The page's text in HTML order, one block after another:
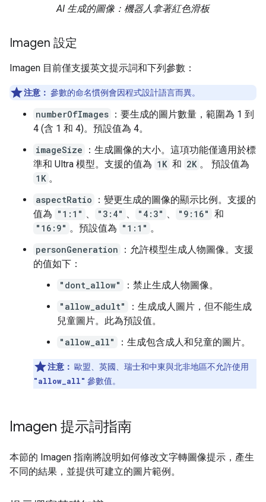
AI 生成的圖像：機器人拿著紅色滑板
Imagen 設定
Imagen 目前僅支援英文提示詞和下列參數：
注意： 參數的命名慣例會因程式設計語言而異。
numberOfImages ：要生成的圖片數量，範圍為 1 到
4 (含 1 和 4)。預設值為 4。
imageSize
：生成圖像的大小。這項功能僅適用於標
準和 Ultra 模型。支援的值為 1K 和 2K 。 預設值為
1K 。
aspectRatio
：變更生成的圖像的顯示比例。支援的
值為 "1:1" 、 "3:4" 、 "4:3" 、 "9:16" 和
"16:9" 。預設值為 "1:1" 。
personGeneration
：允許模型生成人物圖像。支援
的值如下：
"dont_allow"
：禁止生成人物圖像。
"allow_adult"
：生成成人圖片，但不能生成
兒童圖片。此為預設值。
"allow_all"
：生成包含成人和兒童的圖片。
注意： 歐盟、英國、瑞士和中東與北非地區不允許使用
"allow_all" 參數值。
Imagen 提示詞指南
本節的 Imagen 指南將說明如何修改文字轉圖像提示，產生
不同的結果，並提供可建立的圖片範例。